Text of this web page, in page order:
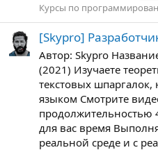
Курсы по
[Skypro]
Автор: Skypro
(2021) Изучаете
текстовых
языком Смотрите
продолжительностью
для вас время
реальной среде и с